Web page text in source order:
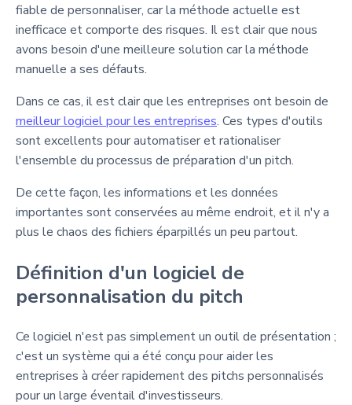
fiable de personnaliser, car la méthode actuelle est
inefficace et comporte des risques. Il est clair que nous
avons besoin d'une meilleure solution car la méthode
manuelle a ses défauts.
Dans ce cas, il est clair que les entreprises ont besoin de
meilleur logiciel pour les entreprises. Ces types d'outils
sont excellents pour automatiser et rationaliser
l'ensemble du processus de préparation d'un pitch.
De cette façon, les informations et les données
importantes sont conservées au même endroit, et il n'y a
plus le chaos des fichiers éparpillés un peu partout.
Définition d'un logiciel de
personnalisation du pitch
Ce logiciel n'est pas simplement un outil de présentation ;
c'est un système qui a été conçu pour aider les
entreprises à créer rapidement des pitchs personnalisés
pour un large éventail d'investisseurs.